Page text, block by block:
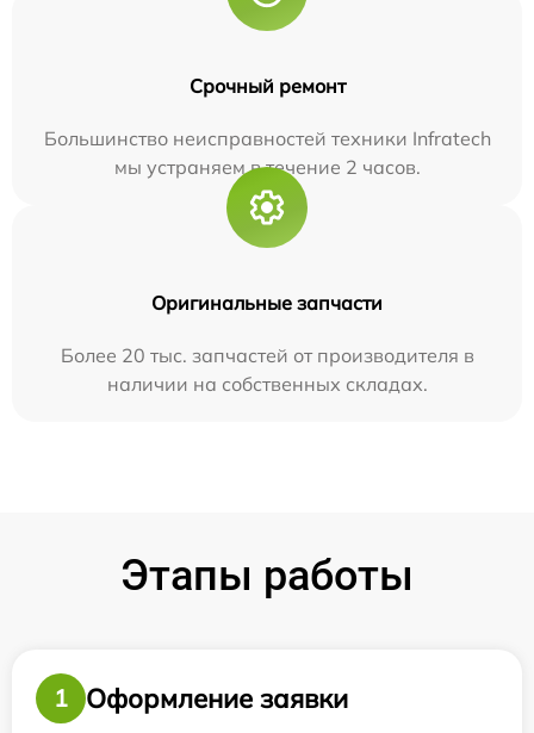
Срочный ремонт
Большинство неисправностей техники Infratech
мы устраняем в течение 2 часов.
Оригинальные запчасти
Более 20 тыс. запчастей от производителя в
наличии на собственных складах.
Этапы работы
1
Оформление заявки